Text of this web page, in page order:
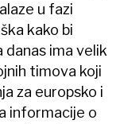
u fazi
kako bi
danas ima velik
timova koji
za europsko i
informacije o